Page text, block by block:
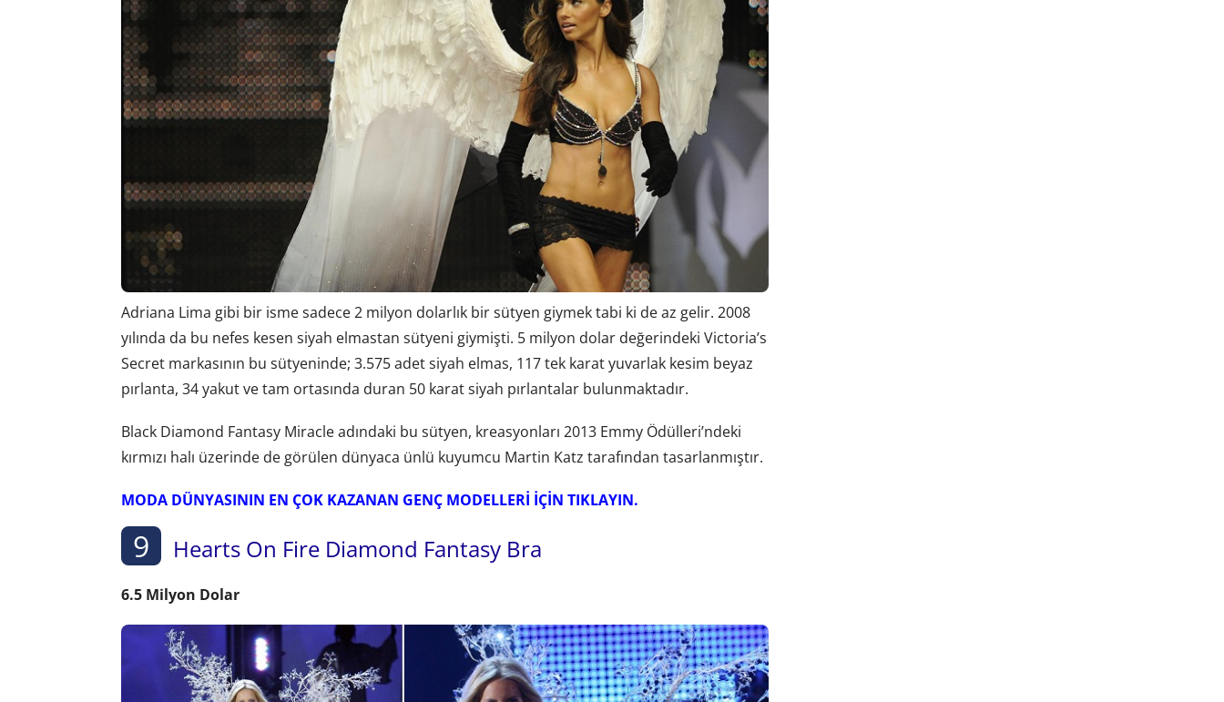
Adriana Lima gibi bir isme sadece 2 milyon dolarlık bir sütyen giymek tabi ki de az gelir. 2008
yılında da bu nefes kesen siyah elmastan sütyeni giymişti. 5 milyon dolar değerindeki Victoria’s
Secret markasının bu sütyeninde; 3.575 adet siyah elmas, 117 tek karat yuvarlak kesim beyaz
pırlanta, 34 yakut ve tam ortasında duran 50 karat siyah pırlantalar bulunmaktadır.
Black Diamond Fantasy Miracle adındaki bu sütyen, kreasyonları 2013 Emmy Ödülleri’ndeki
kırmızı halı üzerinde de görülen dünyaca ünlü kuyumcu Martin Katz tarafından tasarlanmıştır.
MODA DÜNYASININ EN ÇOK KAZANAN GENÇ MODELLERİ İÇİN TIKLAYIN.
9 Hearts On Fire Diamond Fantasy Bra
6.5 Milyon Dolar